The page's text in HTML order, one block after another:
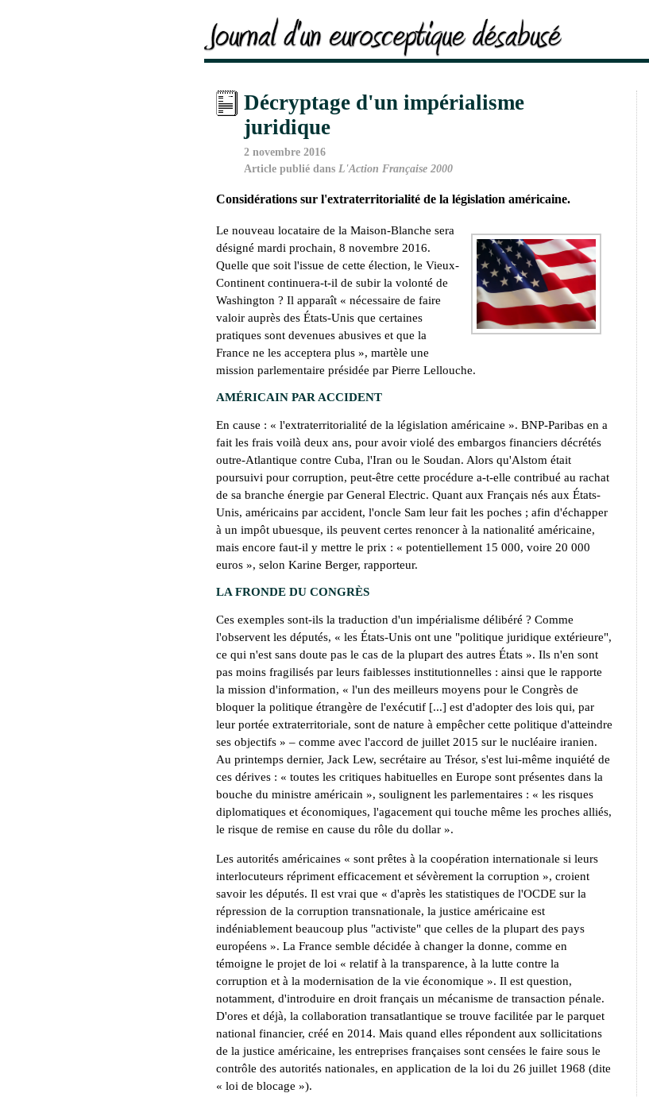
Décryptage d'un impérialisme
juridique
2 novembre 2016
Article publié dans L'Action Française 2000
Considérations sur l'extraterritorialité de la législation américaine.
Le nouveau locataire de la Maison-Blanche sera
désigné mardi prochain, 8 novembre 2016.
Quelle que soit l'issue de cette élection, le Vieux-
Continent continuera-t-il de subir la volonté de
Washington ? Il apparaît « nécessaire de faire
valoir auprès des États-Unis que certaines
pratiques sont devenues abusives et que la
France ne les acceptera plus », martèle une
mission parlementaire présidée par Pierre Lellouche.
AMÉRICAIN PAR ACCIDENT
En cause : « l'extraterritorialité de la législation américaine ». BNP-Paribas en a
fait les frais voilà deux ans, pour avoir violé des embargos financiers décrétés
outre-Atlantique contre Cuba, l'Iran ou le Soudan. Alors qu'Alstom était
poursuivi pour corruption, peut-être cette procédure a-t-elle contribué au rachat
de sa branche énergie par General Electric. Quant aux Français nés aux États-
Unis, américains par accident, l'oncle Sam leur fait les poches ; afin d'échapper
à un impôt ubuesque, ils peuvent certes renoncer à la nationalité américaine,
mais encore faut-il y mettre le prix : « potentiellement 15 000, voire 20 000
euros », selon Karine Berger, rapporteur.
LA FRONDE DU CONGRÈS
Ces exemples sont-ils la traduction d'un impérialisme délibéré ? Comme
l'observent les députés, « les États-Unis ont une "politique juridique extérieure",
ce qui n'est sans doute pas le cas de la plupart des autres États ». Ils n'en sont
pas moins fragilisés par leurs faiblesses institutionnelles : ainsi que le rapporte
la mission d'information, « l'un des meilleurs moyens pour le Congrès de
bloquer la politique étrangère de l'exécutif [...] est d'adopter des lois qui, par
leur portée extraterritoriale, sont de nature à empêcher cette politique d'atteindre
ses objectifs » – comme avec l'accord de juillet 2015 sur le nucléaire iranien.
Au printemps dernier, Jack Lew, secrétaire au Trésor, s'est lui-même inquiété de
ces dérives : « toutes les critiques habituelles en Europe sont présentes dans la
bouche du ministre américain », soulignent les parlementaires : « les risques
diplomatiques et économiques, l'agacement qui touche même les proches alliés,
le risque de remise en cause du rôle du dollar ».
Les autorités américaines « sont prêtes à la coopération internationale si leurs
interlocuteurs répriment efficacement et sévèrement la corruption », croient
savoir les députés. Il est vrai que « d'après les statistiques de l'OCDE sur la
répression de la corruption transnationale, la justice américaine est
indéniablement beaucoup plus "activiste" que celles de la plupart des pays
européens ». La France semble décidée à changer la donne, comme en
témoigne le projet de loi « relatif à la transparence, à la lutte contre la
corruption et à la modernisation de la vie économique ». Il est question,
notamment, d'introduire en droit français un mécanisme de transaction pénale.
D'ores et déjà, la collaboration transatlantique se trouve facilitée par le parquet
national financier, créé en 2014. Mais quand elles répondent aux sollicitations
de la justice américaine, les entreprises françaises sont censées le faire sous le
contrôle des autorités nationales, en application de la loi du 26 juillet 1968 (dite
« loi de blocage »).